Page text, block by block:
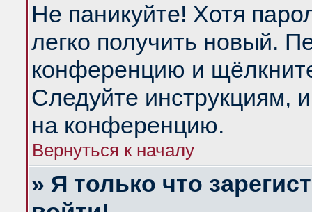
Не паникуйте! Хотя
легко получить новый.
конференцию и
Следуйте инструкциям,
на конференцию.
Вернуться к началу
» Я только что